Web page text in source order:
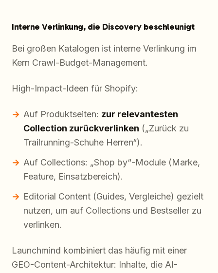
Interne Verlinkung, die Discovery beschleunigt
Bei großen Katalogen ist interne Verlinkung im
Kern Crawl-Budget-Management.
High-Impact-Ideen für Shopify:
Auf Produktseiten: zur relevantesten
Collection zurückverlinken („Zurück zu
Trailrunning-Schuhe Herren“).
Auf Collections: „Shop by“-Module (Marke,
Feature, Einsatzbereich).
Editorial Content (Guides, Vergleiche) gezielt
nutzen, um auf Collections und Bestseller zu
verlinken.
Launchmind kombiniert das häufig mit einer
GEO-Content-Architektur: Inhalte, die AI-